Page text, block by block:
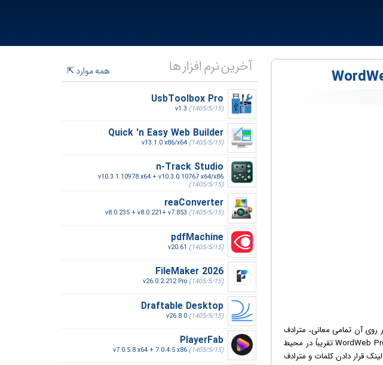
روی آن تمامی معانی، مترادف
ها و کلمات مرتبط با آن واژه را به علاوه املای صحیح، تلفظ، مثال های مفید و ... به شما نشان خواهد داد. WordWeb Pro تقریباً در محیط
قرار دادن کلمات و مترادف
آخرین نرم افزار ها
همه موارد
UsbToolbox Pro
v1.3 (1405/5/15)
Quick 'n Easy Web Builder
v13.1.0 x86/x64 (1405/5/15)
n-Track Studio
v10.3.1.10978 x64 + v10.3.0.10767 x64/x86
(1405/5/15)
reaConverter
v8.0.235 + v8.0.221+ v7.853 (1405/5/15)
pdfMachine
v20.61 (1405/5/15)
FileMaker 2026
v26.0.2.212 Pro (1405/5/15)
Draftable Desktop
v26.8.0 (1405/5/15)
PlayerFab
v7.0.5.8 x64 + 7.0.4.5 x86 (1405/5/15)